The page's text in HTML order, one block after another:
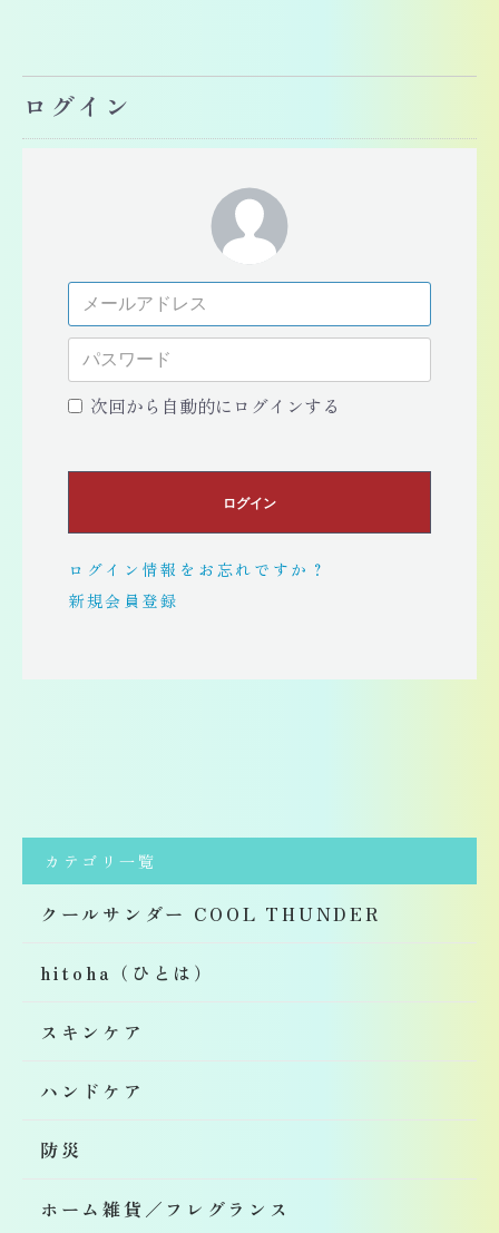
ログイン
次回から自動的にログインする
ログイン
ログイン情報をお忘れですか？
新規会員登録
カテゴリ一覧
クールサンダー COOL THUNDER
hitoha（ひとは）
スキンケア
ハンドケア
防災
ホーム雑貨／フレグランス